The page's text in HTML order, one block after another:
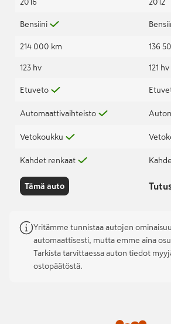
2016
Bensiini
214 000 km
123 hv
Etuveto
Automaattivaihteisto
Vetokoukku
Kahdet renkaat
Tämä auto
2012
136
121 hv
Yritämme tunnistaa autojen
automaattisesti, mutta emme aina
Tarkista tarvittaessa auton tiedot
ostopäätöstä.